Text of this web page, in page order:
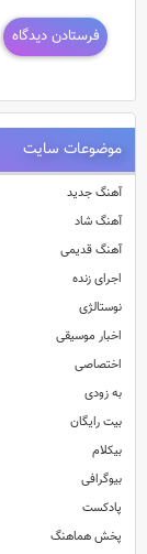
موضوعات سایت
آهنگ جدید
آهنگ شاد
آهنگ قدیمی
اجرای زنده
نوستالژی
اخبار موسیقی
اختصاصی
به زودی
بیت رایگان
بیکلام
بیوگرافی
پادکست
پخش هماهنگ